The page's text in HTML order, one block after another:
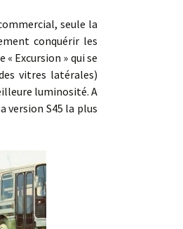
seule la
conquérir les
Excursion » qui se
vitres latérales)
luminosité. A
version S45 la plus